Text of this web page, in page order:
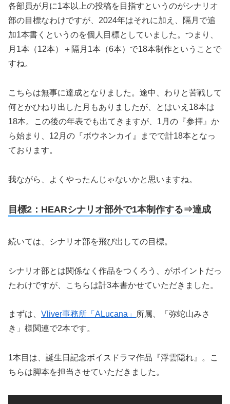
各部員が月に1本以上の投稿を目指すというのがシナリオ
部の目標なわけですが、2024年はそれに加え、隔月で追
加1本書くというのを個人目標としていました。つまり、
月1本（12本）＋隔月1本（6本）で18本制作ということで
すね。
こちらは無事に達成となりました。途中、わりと苦戦して
何とかひねり出した月もありましたが、とはいえ18本は
18本。この後の年表でも出てきますが、1月の『参拝』か
ら始まり、12月の『ボウネンカイ』までで計18本となっ
ております。
我ながら、よくやったんじゃないかと思いますね。
目標2：HEARシナリオ部外で1本制作する⇒達成
続いては、シナリオ部を飛び出しての目標。
シナリオ部とは関係なく作品をつくろう、がポイントだっ
たわけですが、こちらは計3本書かせていただきました。
まずは、 Vliver事務所「ALucana」
所属、「弥蛇山みさ
き」様関連で2本です。
1本目は、誕生日記念ボイスドラマ作品『浮雲隠れ』。こ
ちらは脚本を担当させていただきました。